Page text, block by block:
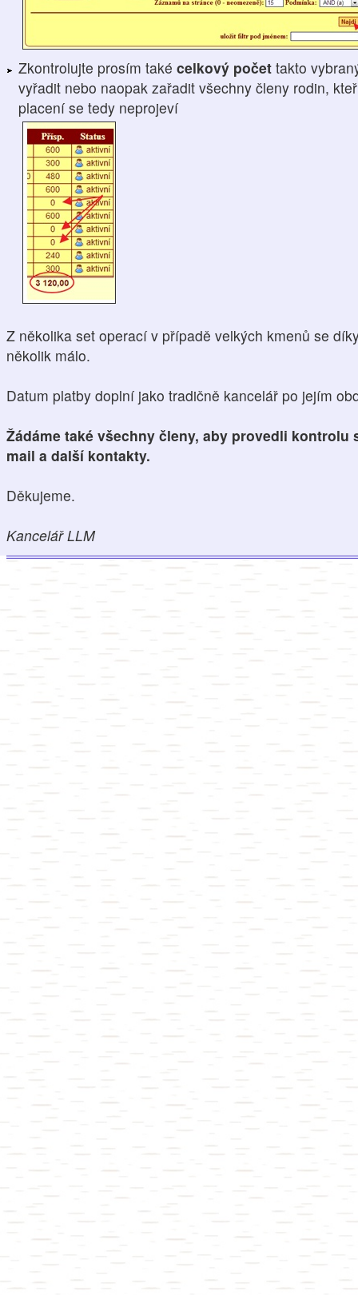
Zkontrolujte prosím také celkový počet takto
vyřadit nebo naopak zařadit všechny členy rodin,
placení se tedy neprojeví
Z několika set operací v případě velkých kmenů se
několik málo.
Datum platby doplní jako tradičně kancelář po jejím
Žádáme také všechny členy, aby provedli kontrolu
mail a další kontakty.
Děkujeme.
Kancelář LLM